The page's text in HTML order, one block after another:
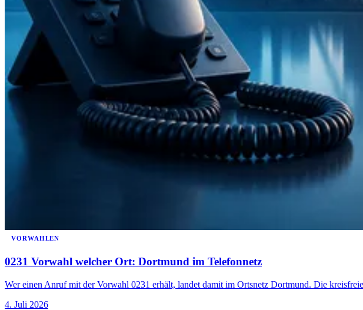
VORWAHLEN
0231 Vorwahl welcher Ort: Dortmund im Telefonnetz
Wer einen Anruf mit der Vorwahl 0231 erhält, landet damit im Ortsnetz Dortmund. Die
4. Juli 2026